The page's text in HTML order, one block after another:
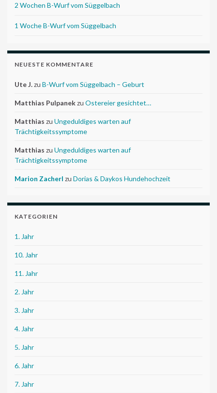
2 Wochen B-Wurf vom Süggelbach
1 Woche B-Wurf vom Süggelbach
NEUESTE KOMMENTARE
Ute J.zu B-Wurf vom Süggelbach – Geburt
Matthias Pulpanekzu Ostereier gesichtet…
Matthias zu Ungeduldiges warten auf
Trächtigkeitssymptome
Matthias zu Ungeduldiges warten auf
Trächtigkeitssymptome
Marion Zacherl zu Dorias & Daykos Hundehochzeit
KATEGORIEN
1. Jahr
10. Jahr
11. Jahr
2. Jahr
3. Jahr
4. Jahr
5. Jahr
6. Jahr
7. Jahr